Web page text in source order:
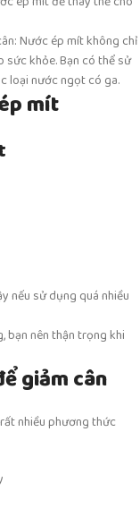
Nước ép mít không chỉ
sức khỏe. Bạn có thể sử
loại nước ngọt có ga.
mít
nếu sử dụng quá nhiều
bạn nên thận trọng khi
giảm cân
nhiều phương thức